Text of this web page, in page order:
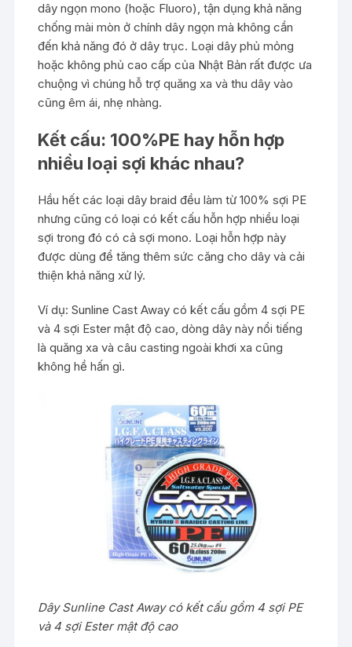
dây ngọn mono (hoặc Fluoro), tận dụng khả năng
chống mài mòn ở chính dây ngọn mà không cần
đến khả năng đó ở dây trục. Loại dây phủ mỏng
hoặc không phủ cao cấp của Nhật Bản rất được ưa
chuộng vì chúng hỗ trợ quăng xa và thu dây vào
cũng êm ái, nhẹ nhàng.
Kết cấu: 100%PE hay hỗn hợp
nhiều loại sợi khác nhau?
Hầu hết các loại dây braid đều làm từ 100% sợi PE
nhưng cũng có loại có kết cấu hỗn hợp nhiều loại
sợi trong đó có cả sợi mono. Loại hỗn hợp này
được dùng để tăng thêm sức căng cho dây và cải
thiện khả năng xử lý.
Ví dụ: Sunline Cast Away có kết cấu gồm 4 sợi PE
và 4 sợi Ester mật độ cao, dòng dây này nổi tiếng
là quăng xa và câu casting ngoài khơi xa cũng
không hề hấn gì.
Dây Sunline Cast Away có kết cấu gồm 4 sợi PE
và 4 sợi Ester mật độ cao